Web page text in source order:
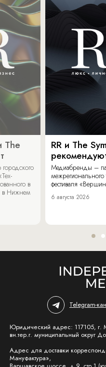
The
в
в Нижнем
RR и The
Медиабренды –
межрегионального
фестиваля
6 августа 2026
Telegram-
Юридический адрес: 117105, г.
вн.тер.г. муниципальный округ
Адрес для доставки
Мануфактура»,